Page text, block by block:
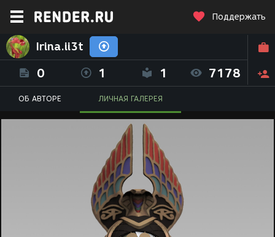
Поддержать
Irina.ii3t
0 1 1 7178
ОБ АВТОРЕ ЛИЧНАЯ ГАЛЕРЕЯ